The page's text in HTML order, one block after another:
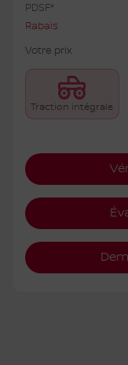
PDSF*
Rabais
Votre prix
Traction intégrale